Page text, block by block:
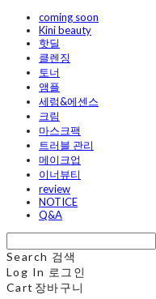
coming soon
Kini beauty
핫딜
클렌징
토너
앰플
세럼&에센스
크림
마스크팩
트러블 관리
메이크업
이너뷰티
review
NOTICE
Q&A
Search 검색
Log In 로그인
Cart 장바구니